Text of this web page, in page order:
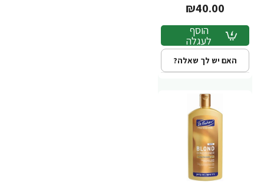
Fischer
₪40.00
הוסף
לעגלה
האם יש לך שאלה?